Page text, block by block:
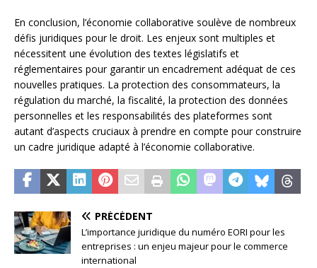
En conclusion, l’économie collaborative soulève de nombreux
défis juridiques pour le droit. Les enjeux sont multiples et
nécessitent une évolution des textes législatifs et
réglementaires pour garantir un encadrement adéquat de ces
nouvelles pratiques. La protection des consommateurs, la
régulation du marché, la fiscalité, la protection des données
personnelles et les responsabilités des plateformes sont
autant d’aspects cruciaux à prendre en compte pour construire
un cadre juridique adapté à l’économie collaborative.
PRÉCÉDENT
L’importance juridique du numéro EORI pour les
entreprises : un enjeu majeur pour le commerce
international